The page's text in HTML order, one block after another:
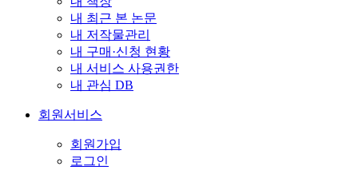
내 최근 본 논문
내 저작물관리
내 구매·신청 현황
내 서비스 사용권한
내 관심 DB
회원서비스
회원가입
로그인